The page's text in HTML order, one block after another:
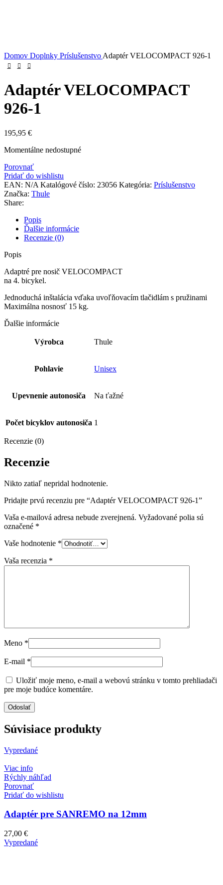
Domov Doplnky Príslušenstvo Adaptér VELOCOMPACT 926-1
Adaptér VELOCOMPACT
926-1
195,95 €
Momentálne nedostupné
Porovnať
Pridať do wishlistu
EAN: N/A Katalógové číslo: 23056 Kategória: Príslušenstvo
Značka: Thule
Share:
Popis
Ďalšie informácie
Recenzie (0)
Popis
Adaptré pre nosič VELOCOMPACT
na 4. bicykel.
Jednoduchá inštalácia vďaka uvoľňovacím tlačidlám s pružinami
Maximálna nosnosť 15 kg.
Ďalšie informácie
Výrobca Thule
Pohlavie Unisex
Upevnenie autonosiča Na ťažné
Počet bicyklov autonosiča 1
Recenzie (0)
Recenzie
Nikto zatiaľ nepridal hodnotenie.
Pridajte prvú recenziu pre “Adaptér VELOCOMPACT 926-1”
Vaša e-mailová adresa nebude zverejnená. Vyžadované polia sú
označené *
Vaše hodnotenie *
Vaša recenzia *
Meno *
E-mail *
Uložiť moje meno, e-mail a webovú stránku v tomto prehliadači
pre moje budúce komentáre.
Súvisiace produkty
Vypredané
Viac info
Rýchly náhľad
Porovnať
Pridať do wishlistu
Adaptér pre SANREMO na 12mm
27,00 €
Vypredané